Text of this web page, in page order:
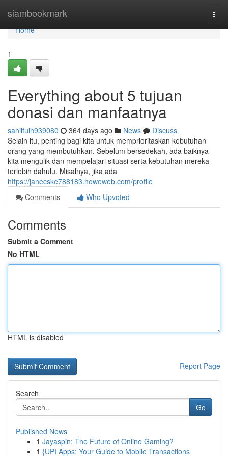
siambookmark
Home
Home
1
Everything about 5 tujuan
donasi dan manfaatnya
sahilfuih939080 364 days ago News
Discuss
Selain itu, penting bagi kita untuk memprioritaskan kebutuhan
orang yang membutuhkan. Sebelum bersedekah, ada baiknya
kita mengulik dan mempelajari situasi serta kebutuhan mereka
terlebih dahulu. Misalnya, jika ada
https://janecske788183.howeweb.com/profile
Comments
Who Upvoted
Comments
Submit a Comment
No HTML
HTML is disabled
Report Page
Search
Go
Published News
1 Jayaspin: The Future of Online Gaming?
1 {UPI Apps: Your Guide to Mobile Transactions